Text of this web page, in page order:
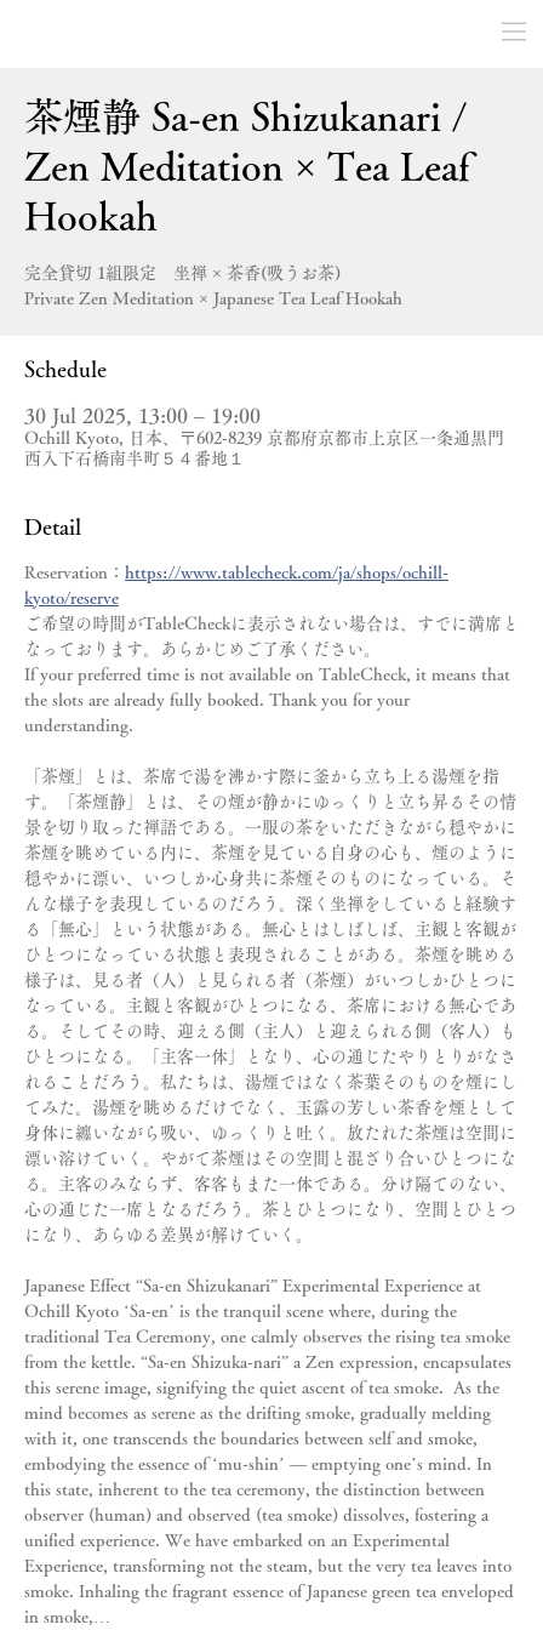
茶煙静 Sa-en Shizukanari /
Zen Meditation × Tea Leaf
Hookah
完全貸切 1組限定 坐禅 × 茶香(吸うお茶)
Private Zen Meditation × Japanese Tea Leaf Hookah
Schedule
30 Jul 2025, 13:00 – 19:00
Ochill Kyoto, 日本、〒602-8239 京都府京都市上京区一条通黒門
西入下石橋南半町５４番地１
Detail
Reservation： https://www.tablecheck.com/ja/shops/ochill-
kyoto/reserve
ご希望の時間がTableCheckに表示されない場合は、すでに満席と
なっております。あらかじめご了承ください。
If your preferred time is not available on TableCheck, it means that
the slots are already fully booked. Thank you for your
understanding.
「茶煙」とは、茶席で湯を沸かす際に釜から立ち上る湯煙を指
す。「茶煙静」とは、その煙が静かにゆっくりと立ち昇るその情
景を切り取った禅語である。一服の茶をいただきながら穏やかに
茶煙を眺めている内に、茶煙を見ている自身の心も、煙のように
穏やかに漂い、いつしか心身共に茶煙そのものになっている。そ
んな様子を表現しているのだろう。深く坐禅をしていると経験す
る「無心」という状態がある。無心とはしばしば、主観と客観が
ひとつになっている状態と表現されることがある。茶煙を眺める
様子は、見る者（人）と見られる者（茶煙）がいつしかひとつに
なっている。主観と客観がひとつになる、茶席における無心であ
る。そしてその時、迎える側（主人）と迎えられる側（客人）も
ひとつになる。「主客一体」となり、心の通じたやりとりがなさ
れることだろう。私たちは、湯煙ではなく茶葉そのものを煙にし
てみた。湯煙を眺めるだけでなく、玉露の芳しい茶香を煙として
身体に纏いながら吸い、ゆっくりと吐く。放たれた茶煙は空間に
漂い溶けていく。やがて茶煙はその空間と混ざり合いひとつにな
る。主客のみならず、客客もまた一体である。分け隔てのない、
心の通じた一席となるだろう。茶とひとつになり、空間とひとつ
になり、あらゆる差異が解けていく。
Japanese Effect “Sa-en Shizukanari” Experimental Experience at
Ochill Kyoto ‘Sa-en’ is the tranquil scene where, during the
traditional Tea Ceremony, one calmly observes the rising tea smoke
from the kettle. “Sa-en Shizuka-nari” a Zen expression, encapsulates
this serene image, signifying the quiet ascent of tea smoke.  As the
mind becomes as serene as the drifting smoke, gradually melding
with it, one transcends the boundaries between self and smoke,
embodying the essence of ‘mu-shin’ — emptying one’s mind. In
this state, inherent to the tea ceremony, the distinction between
observer (human) and observed (tea smoke) dissolves, fostering a
unified experience. We have embarked on an Experimental
Experience, transforming not the steam, but the very tea leaves into
smoke. Inhaling the fragrant essence of Japanese green tea enveloped
in smoke,…